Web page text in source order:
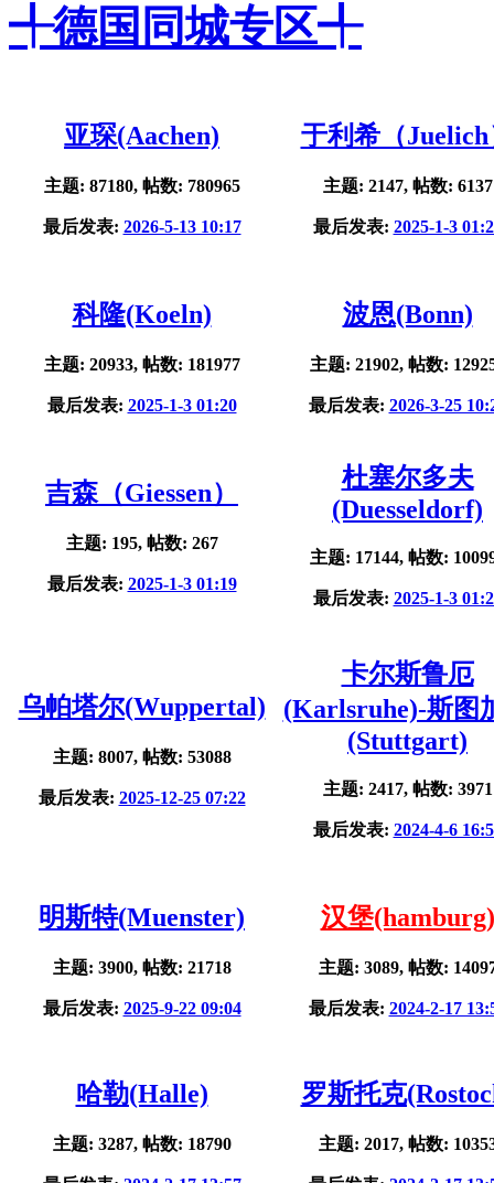
╃德国同城专区╃
亚琛(Aachen)
主题: 87180, 帖数: 780965
最后发表: 2026-5-13 10:17
于利希（Juelich
主题: 2147, 帖数: 6137
最后发表: 2025-1-3
科隆(Koeln)
主题: 20933, 帖数: 181977
最后发表: 2025-1-3 01:20
波恩(Bonn)
主题: 21902, 帖数:
最后发表: 2026-3-25
吉森（Giessen）
主题: 195, 帖数: 267
最后发表: 2025-1-3 01:19
杜塞尔多夫
(Duesseldorf)
主题: 17144, 帖数:
最后发表: 2025-1-3
乌帕塔尔(Wuppertal)
主题: 8007, 帖数: 53088
最后发表: 2025-12-25 07:22
卡尔斯鲁厄
(Karlsruhe)-斯图
(Stuttgart)
主题: 2417, 帖数: 3971
最后发表: 2024-4-6
明斯特(Muenster)
主题: 3900, 帖数: 21718
最后发表: 2025-9-22 09:04
汉堡(hamburg)
主题: 3089, 帖数:
最后发表: 2024-2-17
哈勒(Halle)
主题: 3287, 帖数: 18790
罗斯托克
主题: 2017, 帖数: